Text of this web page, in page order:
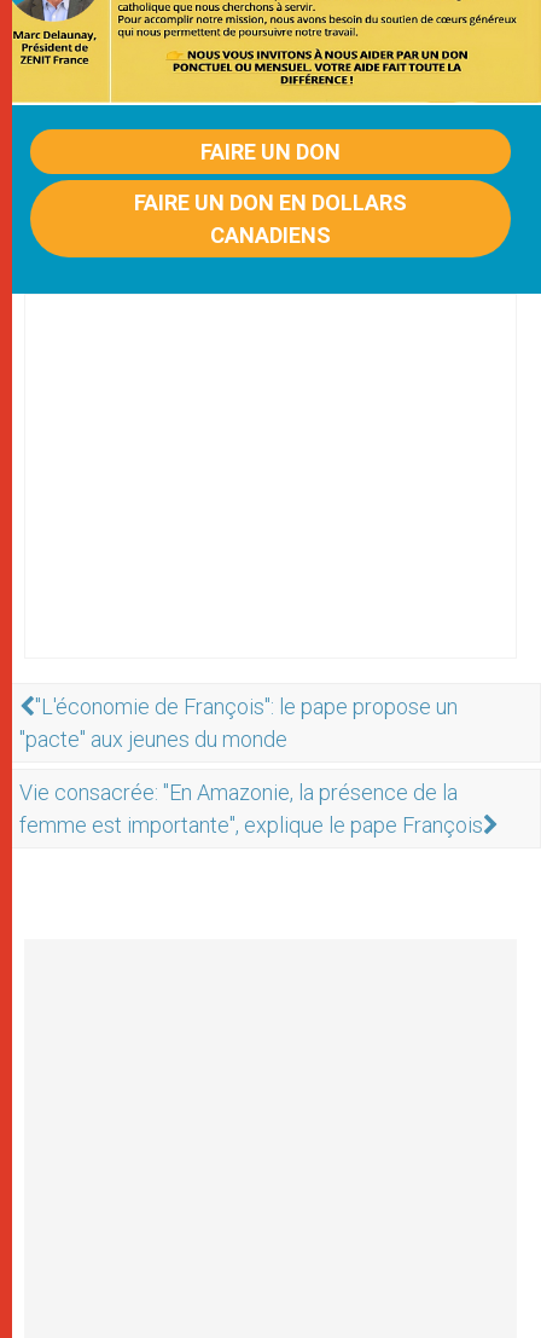
FAIRE UN DON
FAIRE UN DON EN DOLLARS
CANADIENS
"L'économie de François": le pape propose un
"pacte" aux jeunes du monde
Vie consacrée: "En Amazonie, la présence de la
femme est importante", explique le pape François